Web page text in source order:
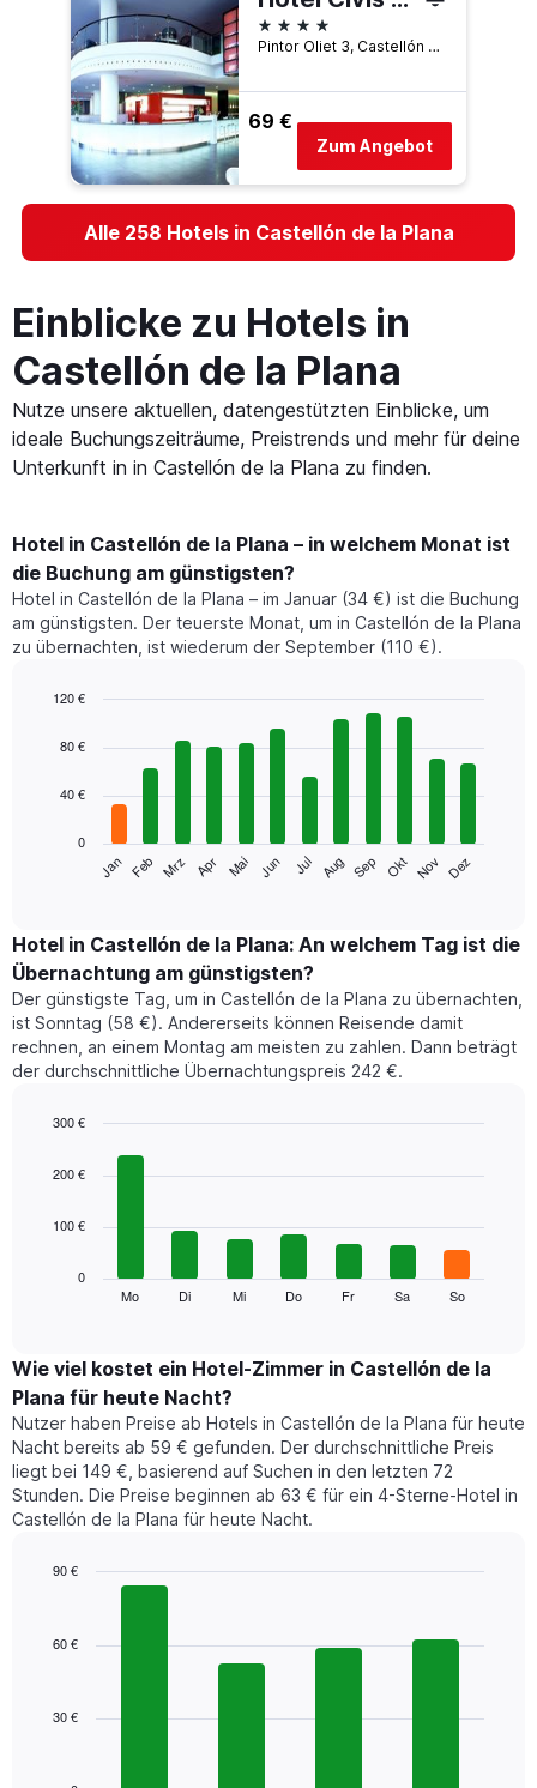
4 Sterne
Pintor Oliet 3, Castellón de la Plana, Valencia, Spanien
69 €
Zum Angebot
Alle 258 Hotels in Castellón de la Plana
Einblicke zu Hotels in
Castellón de la Plana
Nutze unsere aktuellen, datengestützten Einblicke, um
ideale Buchungszeiträume, Preistrends und mehr für deine
Unterkunft in in Castellón de la Plana zu finden.
Hotel in Castellón de la Plana – in welchem Monat ist
die Buchung am günstigsten?
Hotel in Castellón de la Plana – im Januar (34 €) ist die Buchung
am günstigsten. Der teuerste Monat, um in Castellón de la Plana
zu übernachten, ist wiederum der September (110 €).
chart
bars.
folgende
den
durchschnittlichen
Zimmerpreis
im
jeweiligen
Monat
an.
Diagramm
die
Monate
hat
1
Y-
Achse,
die
den
durchschnittlichen
Zimmerpreis
graphic.
Jan Feb Mrz Apr Mai Jun Jul Aug Sep Okt Nov Dez
0
40 €
80 €
120 €
Hotel in Castellón de la Plana: An welchem Tag ist die
Übernachtung am günstigsten?
Der günstigste Tag, um in Castellón de la Plana zu übernachten,
ist Sonntag (58 €). Andererseits können Reisende damit
rechnen, an einem Montag am meisten zu zahlen. Dann beträgt
der durchschnittliche Übernachtungspreis 242 €.
chart
bars.
den
durchschnittlichen
Preis
eines
Zimmers
für
den
jeweiligen
Das
Diagramm
die
Mo Di Mi Do Fr Sa So
0
100 €
200 €
300 €
Wie viel kostet ein Hotel-Zimmer in Castellón de la
Plana für heute Nacht?
Nutzer haben Preise ab Hotels in Castellón de la Plana für heute
Nacht bereits ab 59 € gefunden. Der durchschnittliche Preis
liegt bei 149 €, basierend auf Suchen in den letzten 72
Stunden. Die Preise beginnen ab 63 € für ein 4-Sterne-Hotel in
Castellón de la Plana für heute Nacht.
with
Das
30 €
60 €
90 €